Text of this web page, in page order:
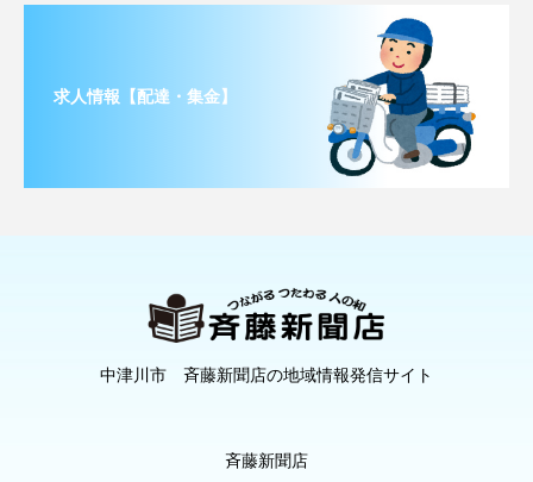
求人情報【配達・集金】
中津川市 斉藤新聞店の地域情報発信サイト
斉藤新聞店